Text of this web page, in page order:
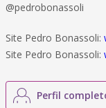
@pedrobonassoli
Site Pedro Bonassoli:
Site Pedro Bonassoli:
Perfil